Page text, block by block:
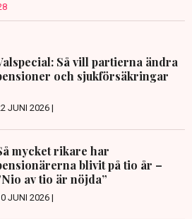
Så vill partierna ändra
och sjukförsäkringar
JUNI 2026 |
mycket rikare har
blivit på tio år –
av tio är nöjda”
JUNI 2026 |